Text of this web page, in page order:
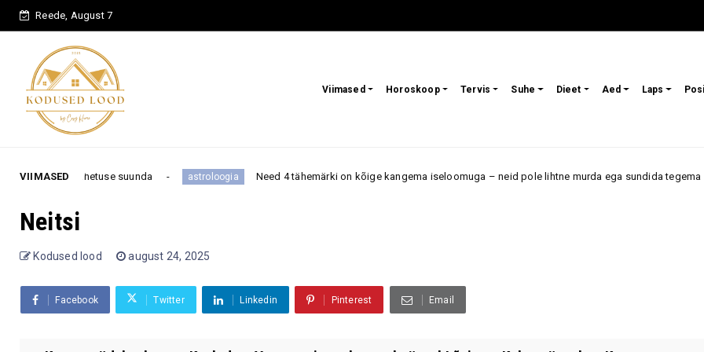
Reede, August 7
Viimased Horoskoop Tervis Suhe Dieet Aed Laps
VIIMASEDsuunda astroloogia Need 4 tähemärki on kõige kangema iseloomuga – neid pole lihtne murda ega sundida tegema midagi,
Neitsi
Kodused lood august 24, 2025
Facebook Twitter Linkedin Pinterest Email